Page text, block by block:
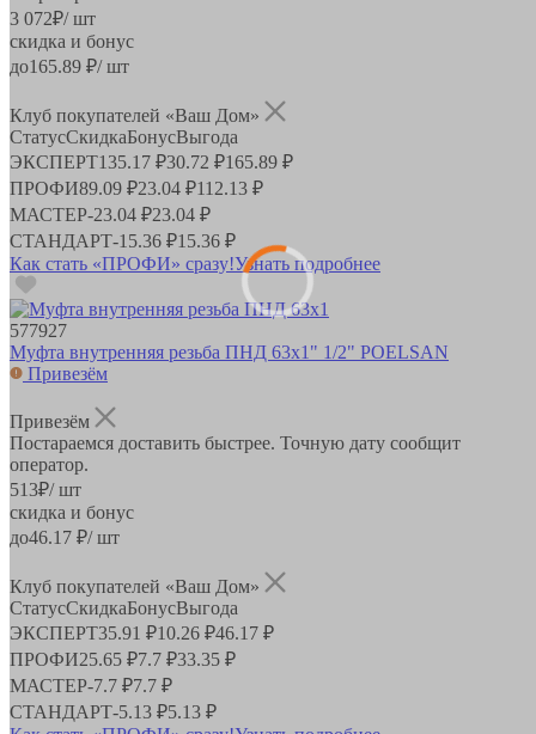
3 072₽/ шт
скидка и бонус
до165.89 ₽/ шт
Клуб покупателей «Ваш Дом»
СтатусСкидкаБонусВыгода
ЭКСПЕРТ135.17 ₽30.72 ₽165.89 ₽
ПРОФИ89.09 ₽23.04 ₽112.13 ₽
МАСТЕР-23.04 ₽23.04 ₽
СТАНДАРТ-15.36 ₽15.36 ₽
Как стать «ПРОФИ» сразу!Узнать подробнее
577927
Муфта внутренняя резьба ПНД 63х1" 1/2" POELSAN
Привезём
Привезём
Постараемся доставить быстрее. Точную дату сообщит
оператор.
513₽/ шт
скидка и бонус
до46.17 ₽/ шт
Клуб покупателей «Ваш Дом»
СтатусСкидкаБонусВыгода
ЭКСПЕРТ35.91 ₽10.26 ₽46.17 ₽
ПРОФИ25.65 ₽7.7 ₽33.35 ₽
МАСТЕР-7.7 ₽7.7 ₽
СТАНДАРТ-5.13 ₽5.13 ₽